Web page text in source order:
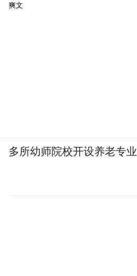
爽文
多所幼师院校开设养老专业